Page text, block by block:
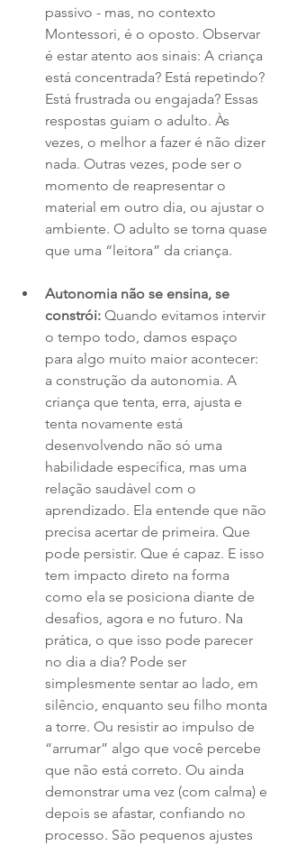
passivo - mas, no contexto
Montessori, é o oposto. Observar
é estar atento aos sinais: A criança
está concentrada? Está repetindo?
Está frustrada ou engajada? Essas
respostas guiam o adulto. Às
vezes, o melhor a fazer é não dizer
nada. Outras vezes, pode ser o
momento de reapresentar o
material em outro dia, ou ajustar o
ambiente. O adulto se torna quase
que uma “leitora” da criança.
Autonomia não se ensina, se
constrói: Quando evitamos intervir
o tempo todo, damos espaço
para algo muito maior acontecer:
a construção da autonomia. A
criança que tenta, erra, ajusta e
tenta novamente está
desenvolvendo não só uma
habilidade específica, mas uma
relação saudável com o
aprendizado. Ela entende que não
precisa acertar de primeira. Que
pode persistir. Que é capaz. E isso
tem impacto direto na forma
como ela se posiciona diante de
desafios, agora e no futuro. Na
prática, o que isso pode parecer
no dia a dia? Pode ser
simplesmente sentar ao lado, em
silêncio, enquanto seu filho monta
a torre. Ou resistir ao impulso de
“arrumar” algo que você percebe
que não está correto. Ou ainda
demonstrar uma vez (com calma) e
depois se afastar, confiando no
processo. São pequenos ajustes